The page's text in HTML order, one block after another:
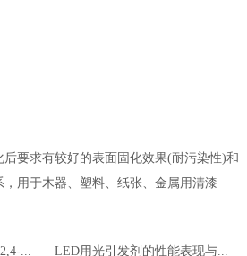
要求有较好的表面固化效果(耐污染性)和
用于木器、塑料、纸张、金属用清漆
LED用光引发剂的性能表现与应用领域